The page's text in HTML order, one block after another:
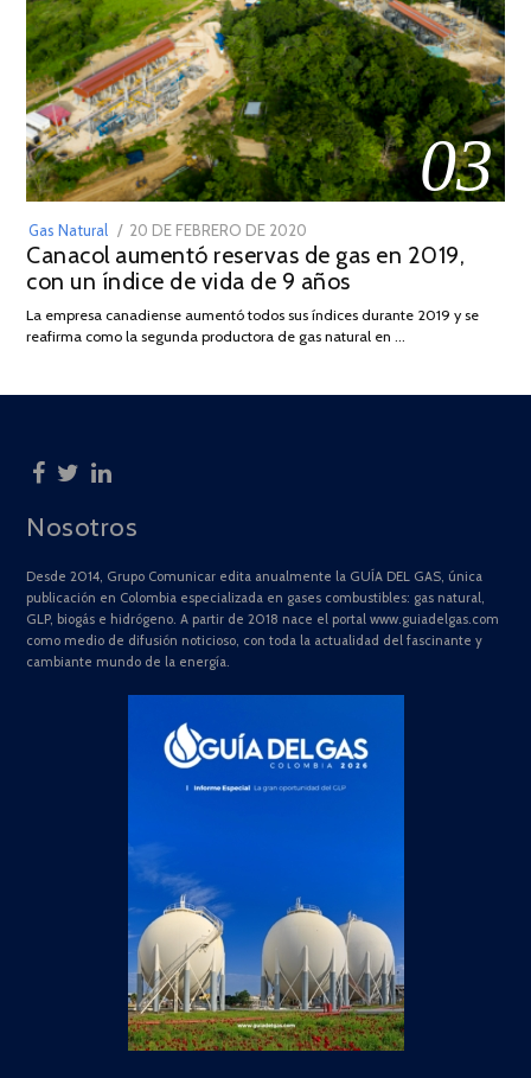
03
Gas Natural
POSTED
ON
20 DE FEBRERO DE 2020
DE
JULIO
2025
Canacol aumentó reservas de gas en 2019,
con un índice de vida de 9 años
La empresa canadiense aumentó todos sus índices durante 2019 y se
reafirma como la segunda productora de gas natural en …
Nosotros
Desde 2014, Grupo Comunicar edita anualmente la GUÍA DEL GAS, única
publicación en Colombia especializada en gases combustibles: gas natural,
GLP, biogás e hidrógeno. A partir de 2018 nace el portal www.guiadelgas.com
como medio de difusión noticioso, con toda la actualidad del fascinante y
cambiante mundo de la energía.